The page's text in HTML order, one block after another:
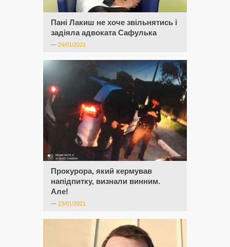
Пані Лакиш не хоче звільнятись і
задіяла адвоката Сафулька
— 24/01/2021
Прокурора, який кермував
напідпитку, визнали винним.
Але!
— 23/01/2021